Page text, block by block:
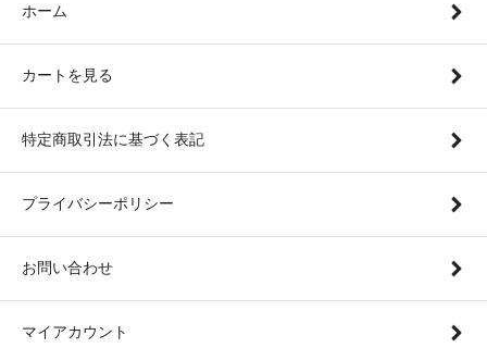
ホーム
カートを見る
特定商取引法に基づく表記
プライバシーポリシー
お問い合わせ
マイアカウント